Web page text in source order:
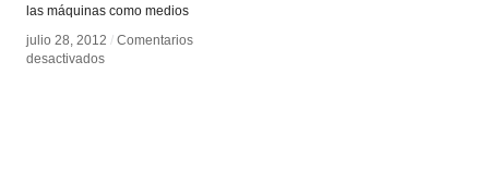
las máquinas como medios
julio 28, 2012 / Comentarios
desactivadosen
julio 28, 2012 / Comentarios
desactivadosen